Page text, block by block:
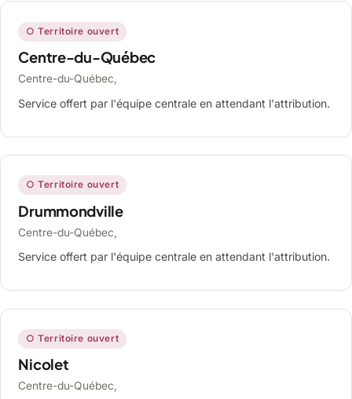
○ Territoire ouvert
Centre-du-Québec
Centre-du-Québec,
Service offert par l'équipe centrale en attendant l'attribution.
○ Territoire ouvert
Drummondville
Centre-du-Québec,
Service offert par l'équipe centrale en attendant l'attribution.
○ Territoire ouvert
Nicolet
Centre-du-Québec,